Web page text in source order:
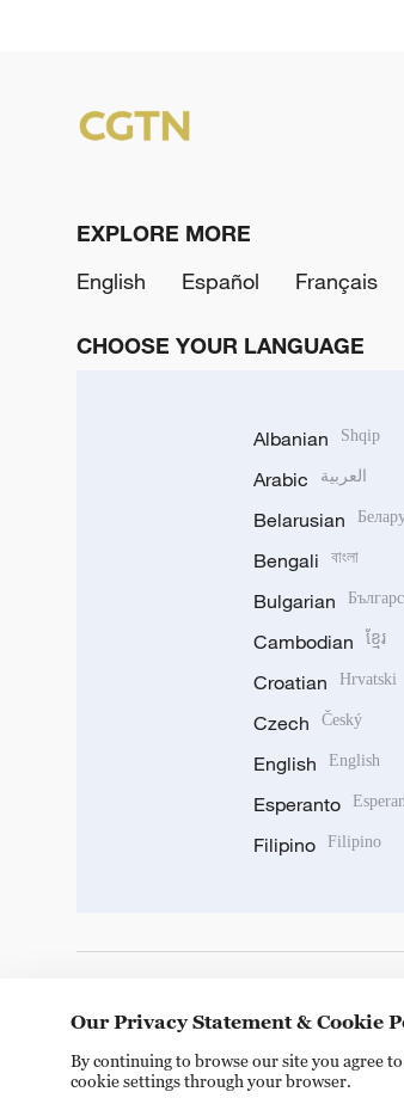
EXPLORE MORE
English
Español Français
CHOOSE YOUR LANGUAGE
Albanian Shqip
Arabic العربية
Belarusian
Bengali বাংলা
Bulgarian
Cambodian ខ្មែរ
Croatian Hrvatski
Czech Český
English English
Esperanto
Filipino Filipino
Our Privacy Statement & Cookie
By continuing to browse our site you agree
cookie settings through your browser.